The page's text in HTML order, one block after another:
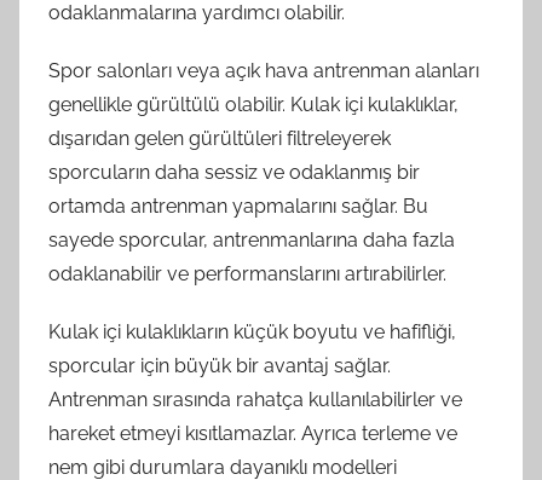
odaklanmalarına yardımcı olabilir.
Spor salonları veya açık hava antrenman alanları
genellikle gürültülü olabilir. Kulak içi kulaklıklar,
dışarıdan gelen gürültüleri filtreleyerek
sporcuların daha sessiz ve odaklanmış bir
ortamda antrenman yapmalarını sağlar. Bu
sayede sporcular, antrenmanlarına daha fazla
odaklanabilir ve performanslarını artırabilirler.
Kulak içi kulaklıkların küçük boyutu ve hafifliği,
sporcular için büyük bir avantaj sağlar.
Antrenman sırasında rahatça kullanılabilirler ve
hareket etmeyi kısıtlamazlar. Ayrıca terleme ve
nem gibi durumlara dayanıklı modelleri